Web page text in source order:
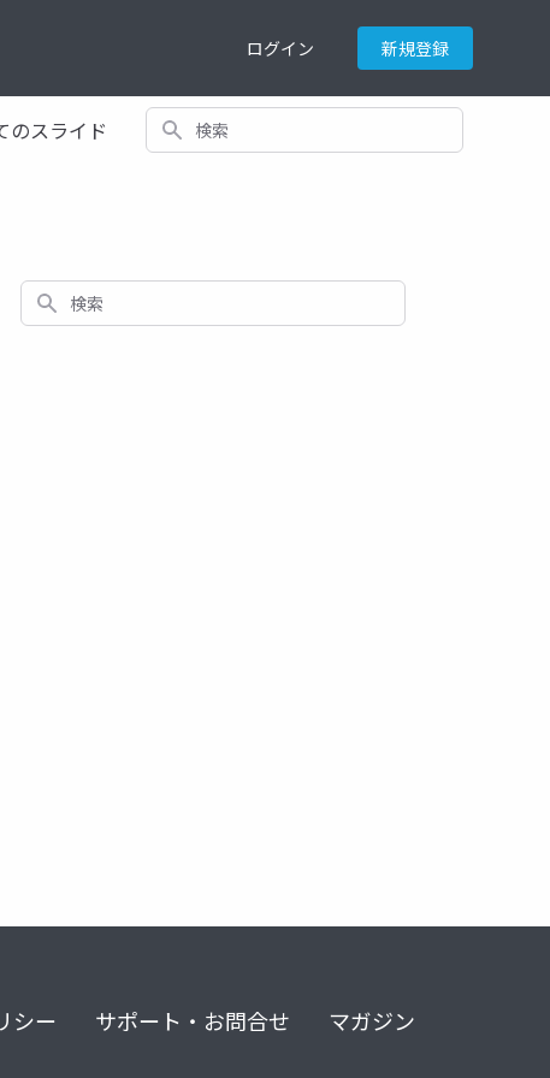
ログイン 新規登録
のスライド 検索
検索
シー サポート・お問合せ マガジン